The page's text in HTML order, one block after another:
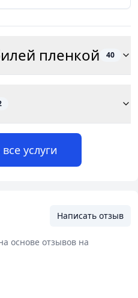
пленкой 40
услуги
Написать отзыв
основе отзывов на